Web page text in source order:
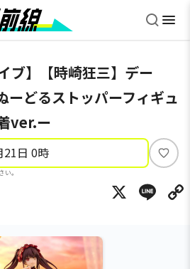
ブ】【時崎狂三】デー
ーどるストッパーフィギュ
ver.ー
21日 0時
。
い
ね
X